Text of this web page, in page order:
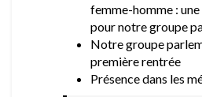
femme-homme :
pour notre groupe
Notre groupe
première rentrée
Présence dans les